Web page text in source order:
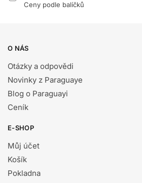
Ceny podle balíčků
O NÁS
Otázky a odpovědi
Novinky z Paraguaye
Blog o Paraguayi
Ceník
E-SHOP
Můj účet
Košík
Pokladna